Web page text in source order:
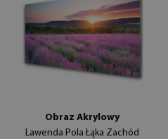
Obraz Akrylowy
Lawenda Pola Łąka Zachód